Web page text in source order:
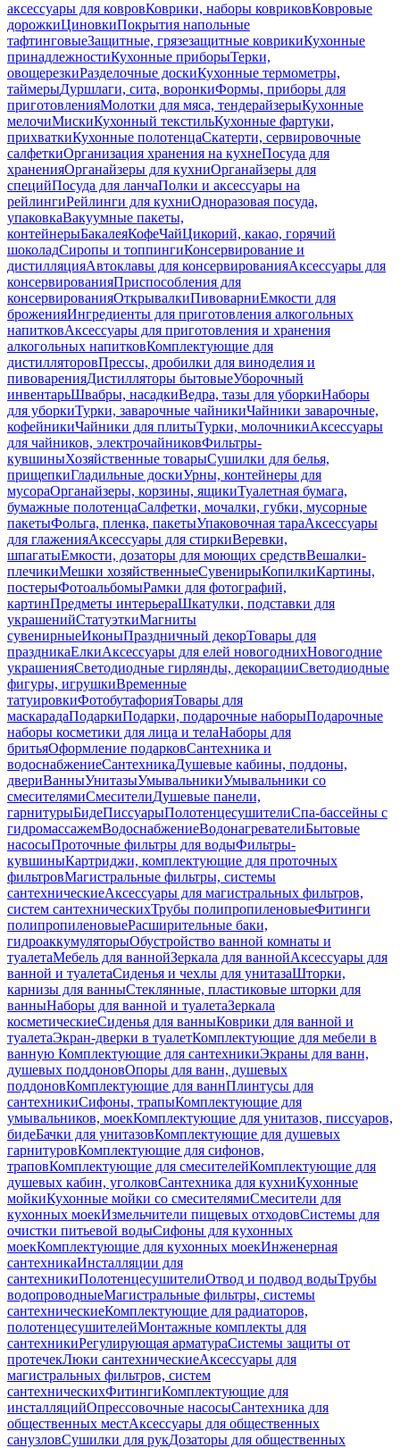
аксессуары для ковровКоврики, наборы ковриковКовровые
дорожкиЦиновкиПокрытия напольные
тафтинговыеЗащитные, грязезащитные коврикиКухонные
принадлежностиКухонные приборыТерки,
овощерезкиРазделочные доскиКухонные термометры,
таймерыДуршлаги, сита, воронкиФормы, приборы для
приготовленияМолотки для мяса, тендерайзерыКухонные
мелочиМискиКухонный текстильКухонные фартуки,
прихваткиКухонные полотенцаСкатерти, сервировочные
салфеткиОрганизация хранения на кухнеПосуда для
храненияОрганайзеры для кухниОрганайзеры для
специйПосуда для ланчаПолки и аксессуары на
рейлингиРейлинги для кухниОдноразовая посуда,
упаковкаВакуумные пакеты,
контейнерыБакалеяКофеЧайЦикорий, какао, горячий
шоколадСиропы и топпингиКонсервирование и
дистилляцияАвтоклавы для консервированияАксессуары для
консервированияПриспособления для
консервированияОткрывалкиПивоварниЕмкости для
броженияИнгредиенты для приготовления алкогольных
напитковАксессуары для приготовления и хранения
алкогольных напитковКомплектующие для
дистилляторовПрессы, дробилки для виноделия и
пивоваренияДистилляторы бытовыеУборочный
инвентарьШвабры, насадкиВедра, тазы для уборкиНаборы
для уборкиТурки, заварочные чайникиЧайники заварочные,
кофейникиЧайники для плитыТурки, молочникиАксессуары
для чайников, электрочайниковФильтры-
кувшиныХозяйственные товарыСушилки для белья,
прищепкиГладильные доскиУрны, контейнеры для
мусораОрганайзеры, корзины, ящикиТуалетная бумага,
бумажные полотенцаСалфетки, мочалки, губки, мусорные
пакетыФольга, пленка, пакетыУпаковочная тараАксессуары
для глаженияАксессуары для стиркиВеревки,
шпагатыЕмкости, дозаторы для моющих средствВешалки-
плечикиМешки хозяйственныеСувенирыКопилкиКартины,
постерыФотоальбомыРамки для фотографий,
картинПредметы интерьераШкатулки, подставки для
украшенийСтатуэткиМагниты
сувенирныеИконыПраздничный декорТовары для
праздникаЕлкиАксессуары для елей новогоднихНовогодние
украшенияСветодиодные гирлянды, декорацииСветодиодные
фигуры, игрушкиВременные
татуировкиФотобутафорияТовары для
маскарадаПодаркиПодарки, подарочные наборыПодарочные
наборы косметики для лица и телаНаборы для
бритьяОформление подарковСантехника и
водоснабжениеСантехникаДушевые кабины, поддоны,
двериВанныУнитазыУмывальникиУмывальники со
смесителямиСмесителиДушевые панели,
гарнитурыБидеПиссуарыПолотенцесушителиСпа-бассейны с
гидромассажемВодоснабжениеВодонагревателиБытовые
насосыПроточные фильтры для водыФильтры-
кувшиныКартриджи, комплектующие для проточных
фильтровМагистральные фильтры, системы
сантехническиеАксессуары для магистральных фильтров,
систем сантехническихТрубы полипропиленовыеФитинги
полипропиленовыеРасширительные баки,
гидроаккумуляторыОбустройство ванной комнаты и
туалетаМебель для ваннойЗеркала для ваннойАксессуары для
ванной и туалетаСиденья и чехлы для унитазаШторки,
карнизы для ванныСтеклянные, пластиковые шторки для
ванныНаборы для ванной и туалетаЗеркала
косметическиеСиденья для ванныКоврики для ванной и
туалетаЭкран-дверки в туалетКомплектующие для мебели в
ванную Комплектующие для сантехникиЭкраны для ванн,
душевых поддоновОпоры для ванн, душевых
поддоновКомплектующие для ваннПлинтусы для
сантехникиСифоны, трапыКомплектующие для
умывальников, моекКомплектующие для унитазов, писсуаров,
бидеБачки для унитазовКомплектующие для душевых
гарнитуровКомплектующие для сифонов,
траповКомплектующие для смесителейКомплектующие для
душевых кабин, уголковСантехника для кухниКухонные
мойкиКухонные мойки со смесителямиСмесители для
кухонных моекИзмельчители пищевых отходовСистемы для
очистки питьевой водыСифоны для кухонных
моекКомплектующие для кухонных моекИнженерная
сантехникаИнсталляции для
сантехникиПолотенцесушителиОтвод и подвод водыТрубы
водопроводныеМагистральные фильтры, системы
сантехническиеКомплектующие для радиаторов,
полотенцесушителейМонтажные комплекты для
сантехникиРегулирующая арматураСистемы защиты от
протечекЛюки сантехническиеАксессуары для
магистральных фильтров, систем
сантехническихФитингиКомплектующие для
инсталляцийОпрессовочные насосыСантехника для
общественных местАксессуары для общественных
санузловСушилки для рукДозаторы для общественных